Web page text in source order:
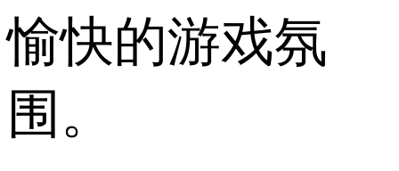
愉快的游戏氛
围。